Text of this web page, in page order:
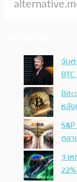
จับต
หลั
ตลา
3 เ